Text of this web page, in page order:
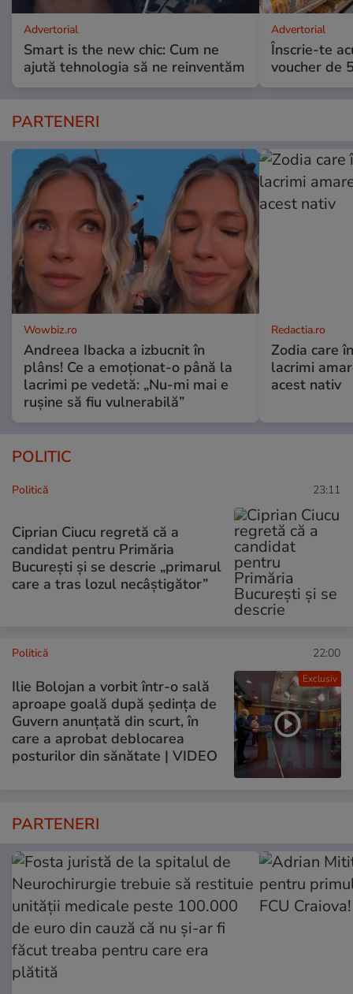
Advertorial
Smart is the new chic: Cum ne
ajută tehnologia să ne reinventăm
Advertorial
Înscrie-te
voucher de
PARTENERI
Wowbiz.ro
Andreea Ibacka a izbucnit în
plâns! Ce a emoționat-o până la
lacrimi pe vedetă: „Nu-mi mai e
rușine să fiu vulnerabilă”
Redactia.ro
Zodia care
lacrimi
acest nativ
POLITIC
Politică 23:11
Ciprian Ciucu regretă că a
candidat pentru Primăria
București și se descrie „primarul
care a tras lozul necâștigător”
Exclusiv
Politică 22:00
Ilie Bolojan a vorbit într-o sală
aproape goală după ședința de
Guvern anunțată din scurt, în
care a aprobat deblocarea
posturilor din sănătate | VIDEO
PARTENERI